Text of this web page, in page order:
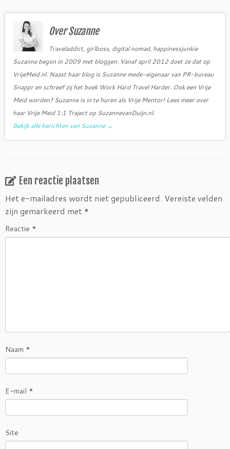
o e
r
Over Suzanne
Traveladdict, girlboss, digital nomad, happinessjunkie
Suzanne begon in 2009 met bloggen. Vanaf april 2012 doet ze dat op
VrijeMeid.nl. Naast haar blog is Suzanne mede-eigenaar van PR-bureau
Snappr en schreef zij het boek Work Hard Travel Harder. Ook een Vrije
Meid worden? Suzanne is in te huren als Vrije Mentor! Lees meer over
haar Vrije Meid 1:1 Traject op SuzannevanDuijn.nl.
Bekijk alle berichten van Suzanne →
Een reactie plaatsen
Het e-mailadres wordt niet gepubliceerd. Vereiste velden
zijn gemarkeerd met *
Reactie *
Naam *
E-mail *
Site